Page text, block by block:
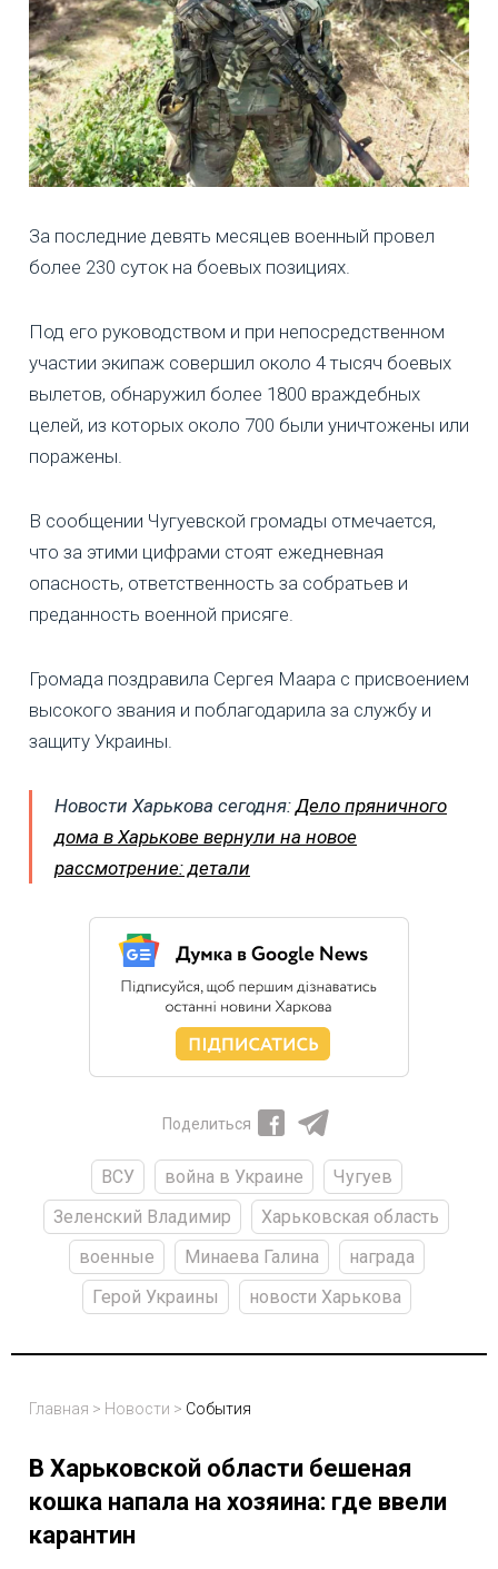
За последние девять месяцев военный провел
более 230 суток на боевых позициях.
Под его руководством и при непосредственном
участии экипаж совершил около 4 тысяч боевых
вылетов, обнаружил более 1800 враждебных
целей, из которых около 700 были уничтожены или
поражены.
В сообщении Чугуевской громады отмечается,
что за этими цифрами стоят ежедневная
опасность, ответственность за собратьев и
преданность военной присяге.
Громада поздравила Сергея Маара с присвоением
высокого звания и поблагодарила за службу и
защиту Украины.
Новости Харькова сегодня: Дело пряничного
дома в Харькове вернули на новое
рассмотрение: детали
Поделиться
ВСУ война в Украине
Чугуев
Зеленский Владимир
Харьковская область
военные
Минаева Галина
награда
Герой Украины
новости Харькова
Главная > Новости > События
В Харьковской области бешеная
кошка напала на хозяина: где ввели
карантин